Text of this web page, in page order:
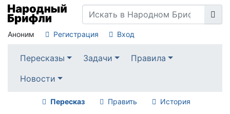
Аноним Регистрация Вход
Пересказы Задачи
Правила
Новости
Пересказ Править История